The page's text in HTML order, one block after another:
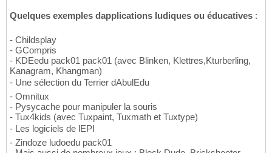
Quelques exemples dapplications ludiques ou éducatives :
- Childsplay
- GCompris
- KDEedu pack01 pack01 (avec Blinken, Klettres,Kturberling,
Kanagram, Khangman)
- Une sélection du Terrier dAbulEdu
- Omnitux
- Pysycache pour manipuler la souris
- Tux4kids (avec Tuxpaint, Tuxmath et Tuxtype)
- Les logiciels de lEPI
- Zindoze ludoedu pack01